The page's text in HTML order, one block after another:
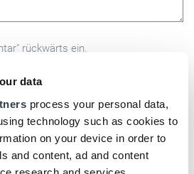
data
process your personal data,
technology such as cookies to
on your device in order to
and content, ad and content
rückwärts ein.
Absenden